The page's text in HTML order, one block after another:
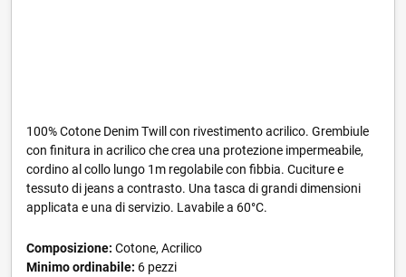
100% Cotone Denim Twill con rivestimento acrilico. Grembiule
con finitura in acrilico che crea una protezione impermeabile,
cordino al collo lungo 1m regolabile con fibbia. Cuciture e
tessuto di jeans a contrasto. Una tasca di grandi dimensioni
applicata e una di servizio. Lavabile a 60°C.
Composizione: Cotone, Acrilico
Minimo ordinabile: 6 pezzi